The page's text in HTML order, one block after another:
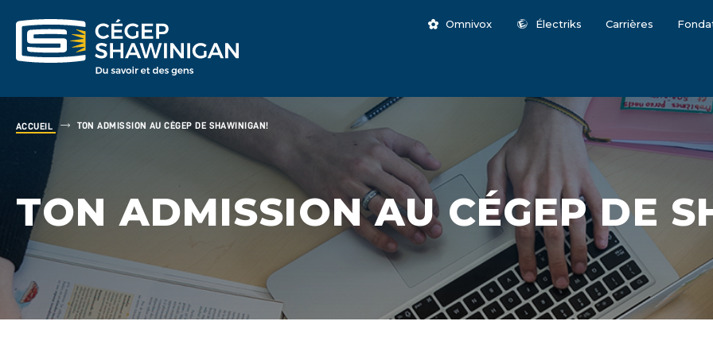
Omnivox Électriks Carrières
ACCUEIL TON ADMISSION AU CÉGEP DE SHAWINIGAN!
TON ADMISSION AU CÉGEP DE